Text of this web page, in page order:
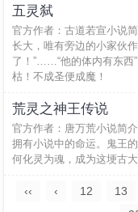
五灵弑
官方作者：古道若宣小说
长大，唯有旁边的小家伙
了！”……“他的体内有东西
枯！不成圣便成魔！
荒灵之神王传说
官方作者：唐万荒小说简
拥有小说中的命运。鬼王
何化灵为魂，成为这埂古
‹‹ ‹ 12 13